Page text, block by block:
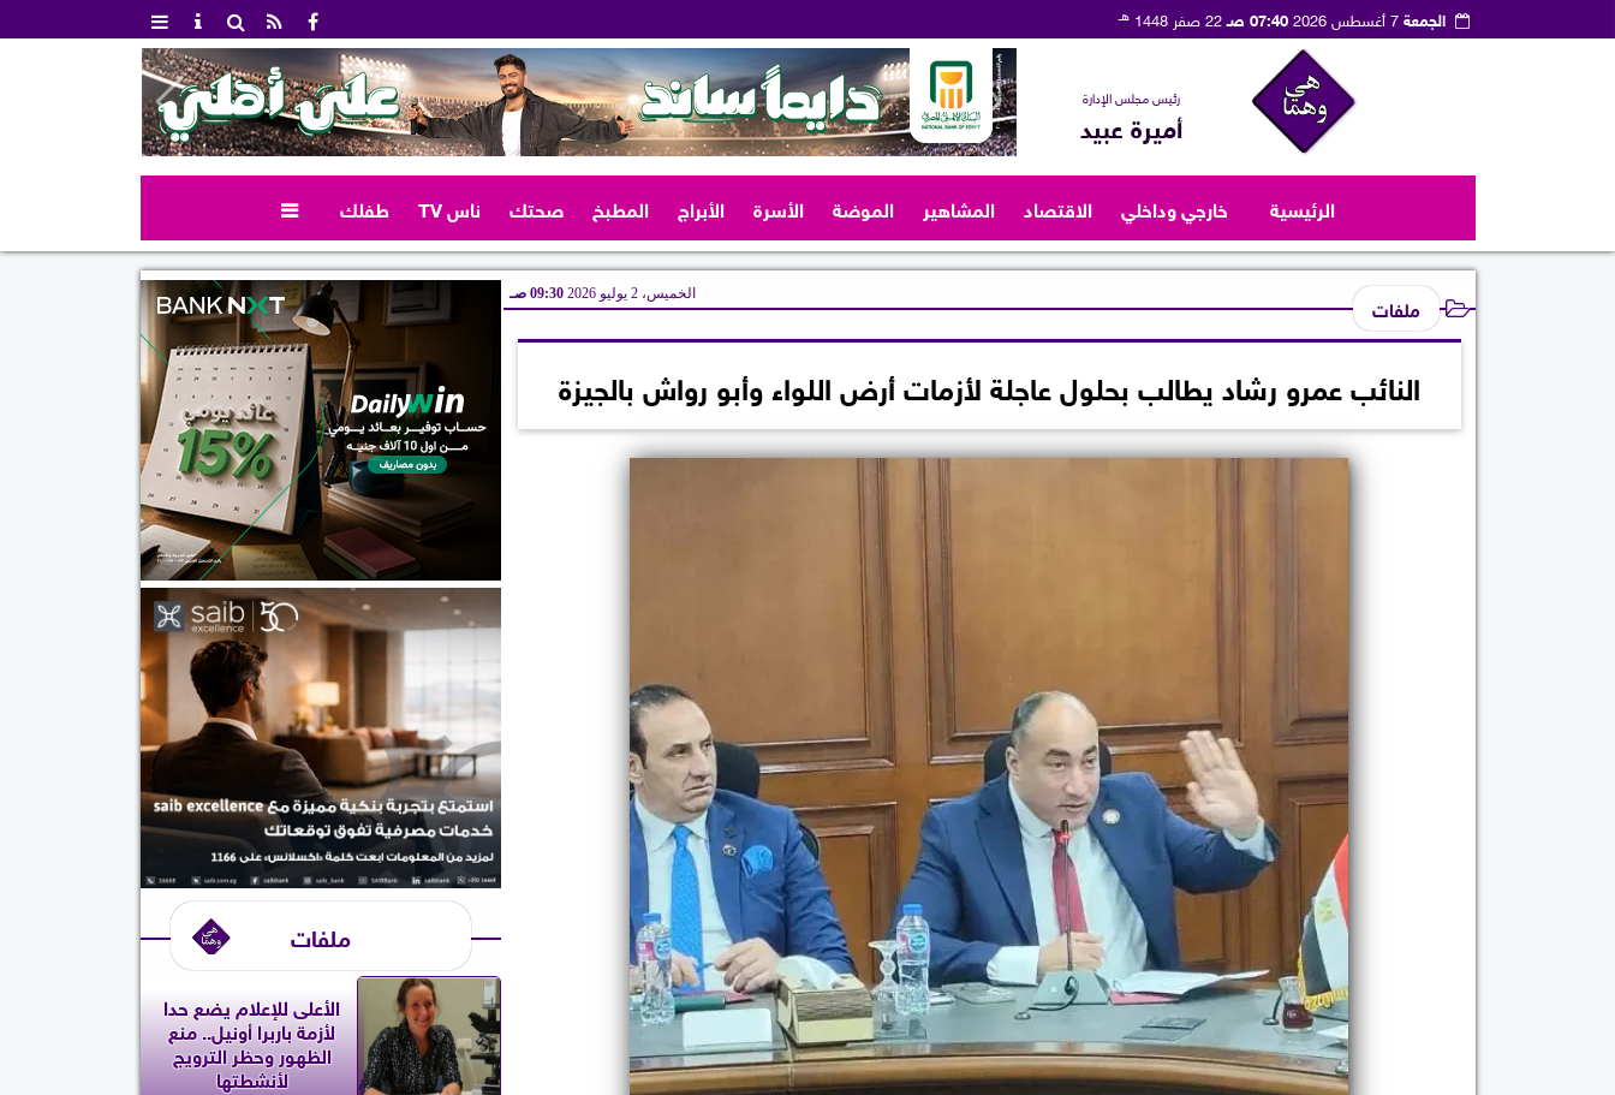
الجمعة7 أغسطس 2026 07:40 صـ 22 صفر 1448 هـ
رئيس مجلس الإدارة
أميرة عبيد
الرئيسية خارجي وداخلي الاقتصاد المشاهير الموضة الأسرة الأبراج المطبخ صحتك ناس TV طفلك 
ملفات الخميس، 2 يوليو 2026 09:30 صـ
النائب عمرو رشاد يطالب بحلول عاجلة لأزمات أرض اللواء وأبو رواش بالجيزة
ملفات
الأعلى للإعلام يضع حدا
لأزمة باربرا أونيل.. منع
الظهور وحظر الترويج
لأنشطتها